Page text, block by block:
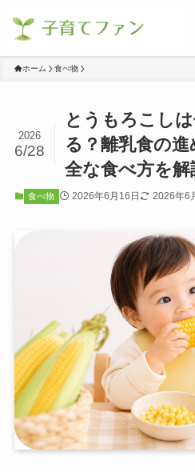
ホーム 食べ物
とうもろこし
る？離乳食の
全な食べ方を解
2026
6/28
食べ物 2026年6月16日 2026年6